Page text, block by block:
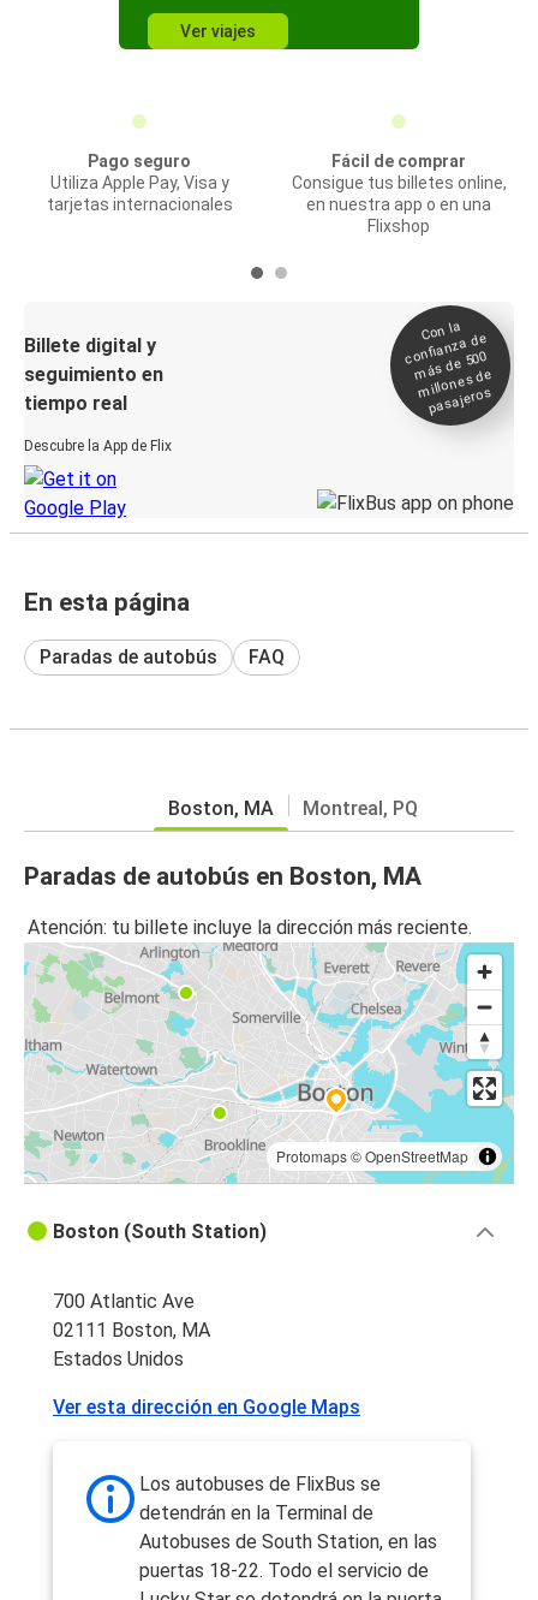
Ver viajes
Pago seguro
Utiliza Apple Pay, Visa y
tarjetas internacionales
Fácil de comprar
Consigue tus billetes online,
en nuestra app o en una
Flixshop
Billete digital y
seguimiento en
tiempo real
Descubre la App de Flix
Con la
confianza de
más de 500
millones de
pasajeros
En esta página
Paradas de autobús FAQ
Boston, MA Montreal, PQ
Paradas de autobús en Boston, MA
Atención: tu billete incluye la dirección más reciente.
Protomaps©OpenStreetMap
Boston (South Station)
700 Atlantic Ave
02111 Boston, MA
Estados Unidos
Ver esta dirección en Google Maps
Los autobuses de FlixBus se
detendrán en la Terminal de
Autobuses de South Station, en las
puertas 18-22. Todo el servicio de